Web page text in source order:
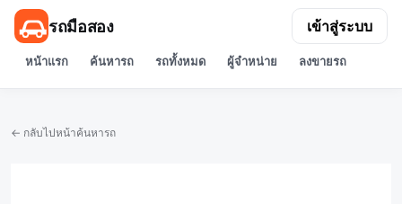
รถมือสอง
หน้าแรก ค้นหารถ รถทั้งหมด ผู้จำหน่าย ลงขายรถ
เข้าสู่ระบบ
← กลับไปหน้าค้นหารถ